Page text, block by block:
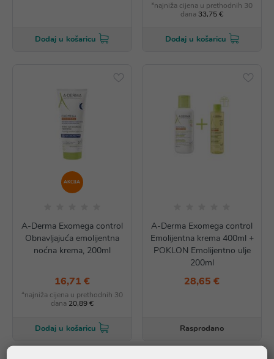
Dodaj u košaricu
*najniža cijena u prethodnih 30
dana 33,75 €
Dodaj u košaricu
AKCIJA
A-Derma Exomega control
Obnavljajuća emolijentna
noćna krema, 200ml
16,71 €
*najniža cijena u prethodnih 30
dana 20,89 €
Dodaj u košaricu
A-Derma Exomega control
Emolijentna krema 400ml +
POKLON Emolijentno ulje
200ml
28,65 €
Rasprodano